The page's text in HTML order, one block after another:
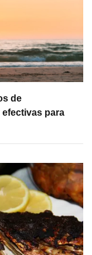
de
para